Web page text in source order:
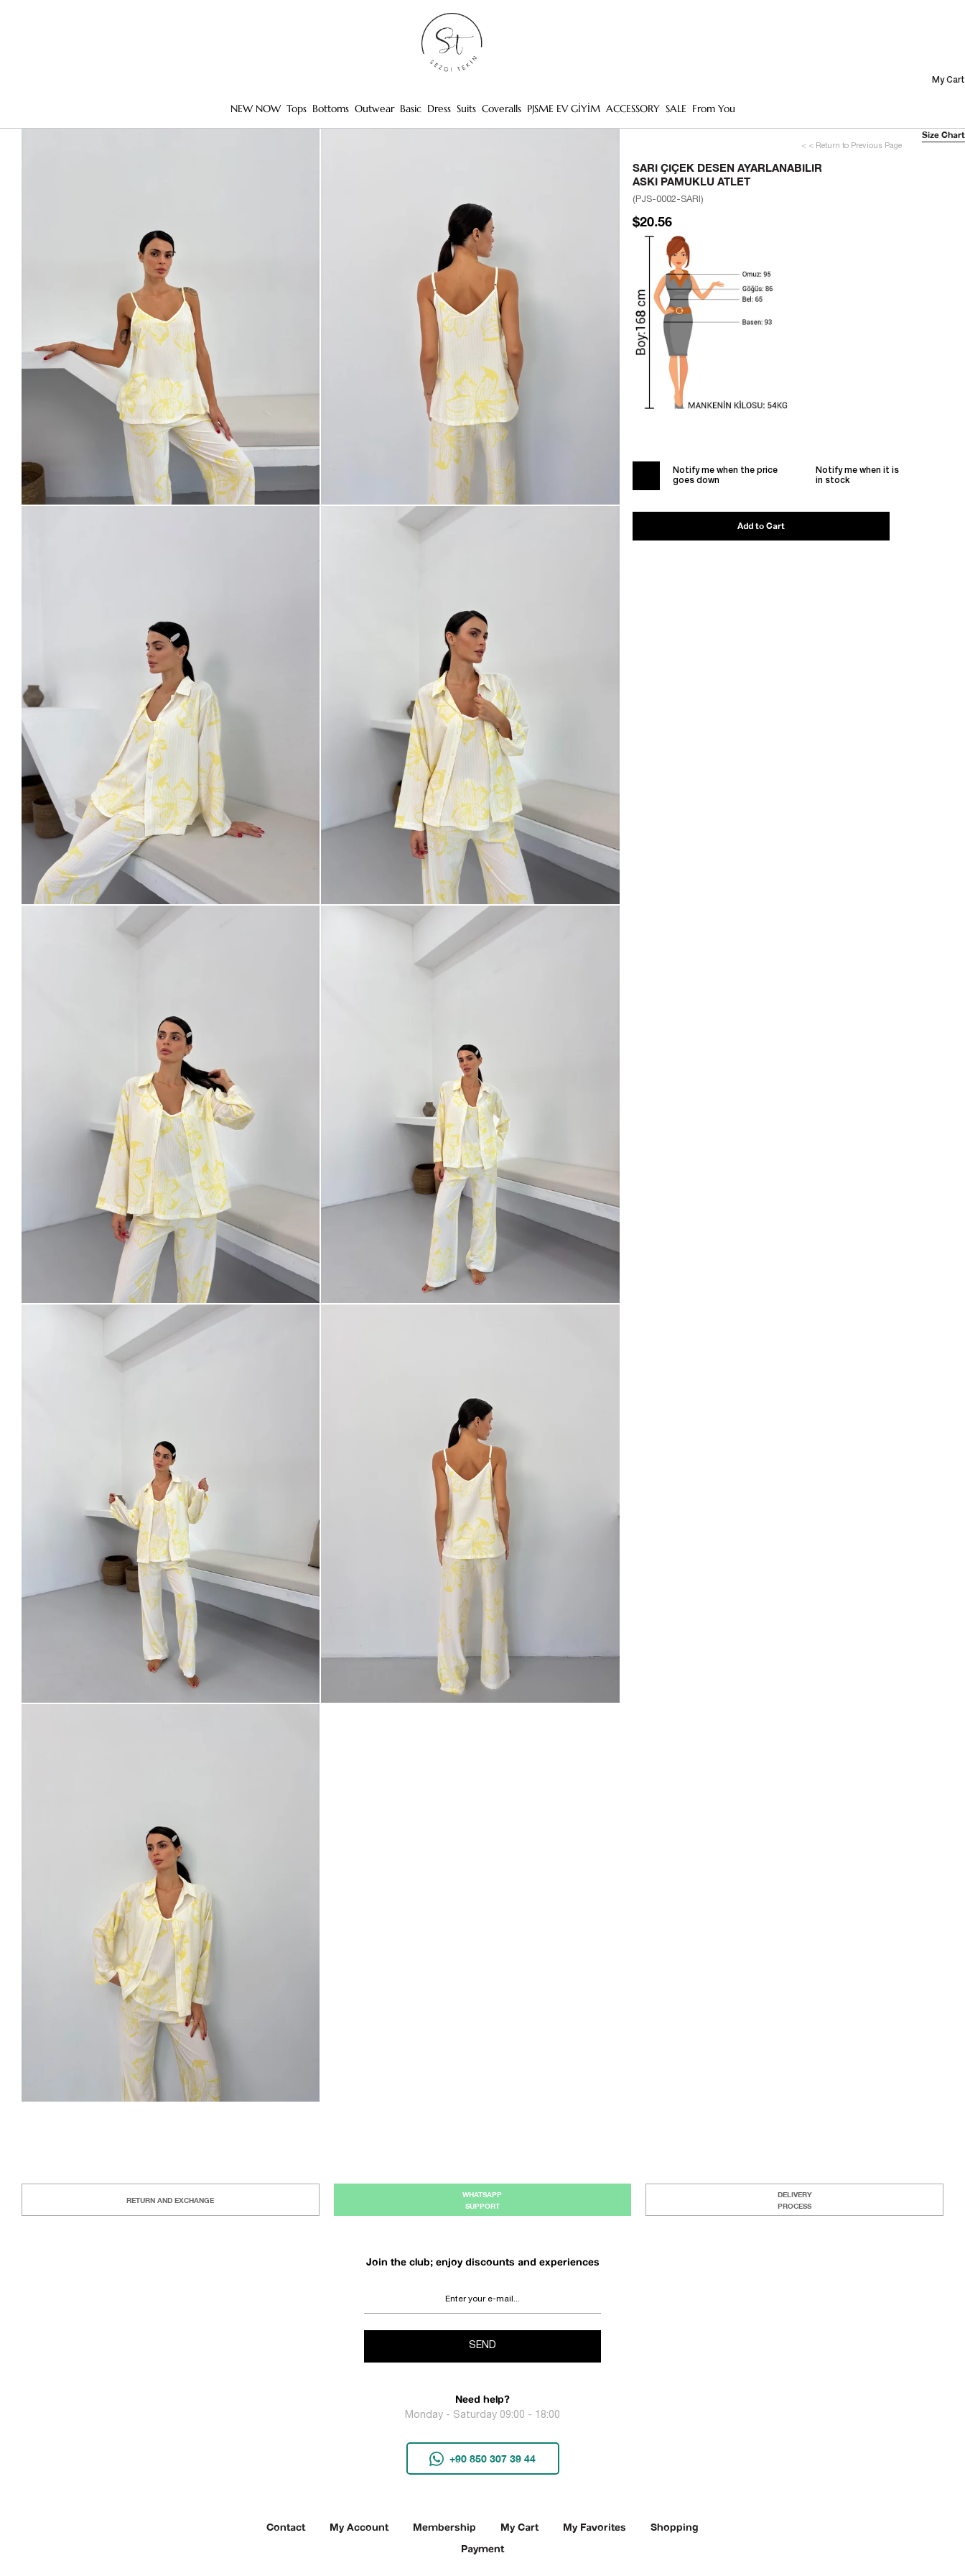
My Cart
NEW NOW Tops Bottoms Outwear Basic Dress Suits Coveralls PJSME EV GİYİM ACCESSORY SALE From You
< < Return to Previous Page
SARI ÇIÇEK DESEN AYARLANABILIR
ASKI PAMUKLU ATLET
(PJS-0002-SARI)
$20.56
Notify me when the price
goes down
Notify me when it is
in stock
Size Chart
RETURN AND EXCHANGE
WHATSAPP
SUPPORT
DELIVERY
PROCESS
Join the club; enjoy discounts and experiences
SEND
Need help?
Monday - Saturday 09:00 - 18:00
+90 850 307 39 44
Contact My Account Membership My Cart My Favorites
Shopping
Payment
Bültenimize Abone Olun,
Fırsatları İlk Siz Yakalayın!
İndirim ve fırsatlardan ilk sizin haberiniz olsun, kayıt
Kampanya, duyuru ve bilgilendirmelerden E-Posta,
WhatsApp ve SMS yoluyla haberdar olmak istediğimi
Aydınlatma metni için tıklayın
Kaydet
tarafından geliştirilmiştir.